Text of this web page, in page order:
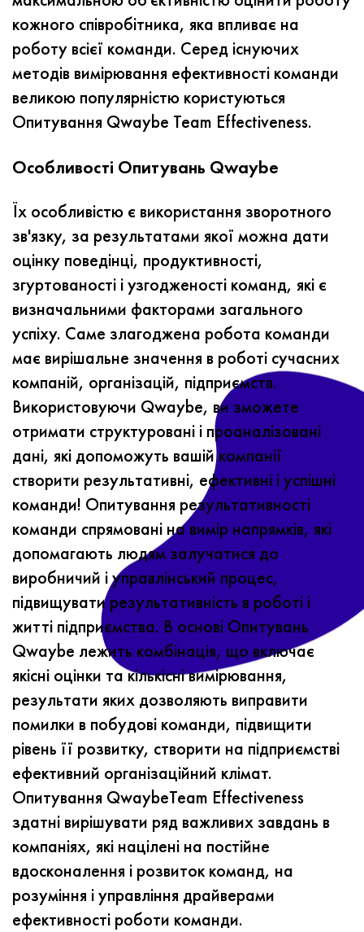
кожного співробітника, яка впливає на
роботу всієї команди. Серед існуючих
методів вимірювання ефективності команди
великою популярністю користуються
Опитування Qwaybe Team Effectiveness.
Особливості Опитувань Qwaybe
Їх особливістю є використання зворотного
зв'язку, за результатами якої можна дати
оцінку поведінці, продуктивності,
згуртованості і узгодженості команд, які є
визначальними факторами загального
успіху. Саме злагоджена робота команди
має вирішальне значення в роботі сучасних
компаній, організацій, підприємств.
Використовуючи Qwaybe, ви зможете
отримати структуровані і проаналізовані
дані, які допоможуть вашій компанії
створити результативні, ефективні і успішні
команди! Опитування результативності
команди спрямовані на вимір напрямків, які
допомагають людям залучатися до
виробничий і управлінський процес,
підвищувати результативність в роботі і
житті підприємства. В основі Опитувань
Qwaybe лежить комбінація, що включає
якісні оцінки та кількісні вимірювання,
результати яких дозволяють виправити
помилки в побудові команди, підвищити
рівень її розвитку, створити на підприємстві
ефективний організаційний клімат.
Опитування QwaybeTeam Effectiveness
здатні вирішувати ряд важливих завдань в
компаніях, які націлені на постійне
вдосконалення і розвиток команд, на
розуміння і управління драйверами
ефективності роботи команди.